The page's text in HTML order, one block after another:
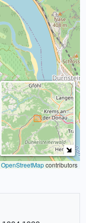
OpenStreetMapcontributors